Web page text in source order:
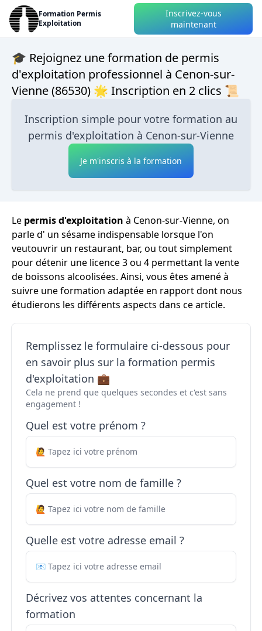
Formation Permis
Exploitation
Inscrivez-vous
maintenant
🎓 Rejoignez une formation de permis
d'exploitation professionnel à Cenon-sur-
Vienne (86530) 🌟 Inscription en 2 clics 📜
Inscription simple pour votre formation au
permis d'exploitation à Cenon-sur-Vienne
Je m'inscris à la formation
Le permis d'exploitation à Cenon-sur-Vienne, on
parle d' un sésame indispensable lorsque l'on
veutouvrir un restaurant, bar, ou tout simplement
pour détenir une licence 3 ou 4 permettant la vente
de boissons alcoolisées. Ainsi, vous êtes amené à
suivre une formation adaptée en rapport dont nous
étudierons les différents aspects dans ce article.
Remplissez le formulaire ci-dessous pour
en savoir plus sur la formation permis
d'exploitation 💼
Cela ne prend que quelques secondes et c'est sans
engagement !
Quel est votre prénom ?
Quel est votre nom de famille ?
Quelle est votre adresse email ?
Décrivez vos attentes concernant la
formation